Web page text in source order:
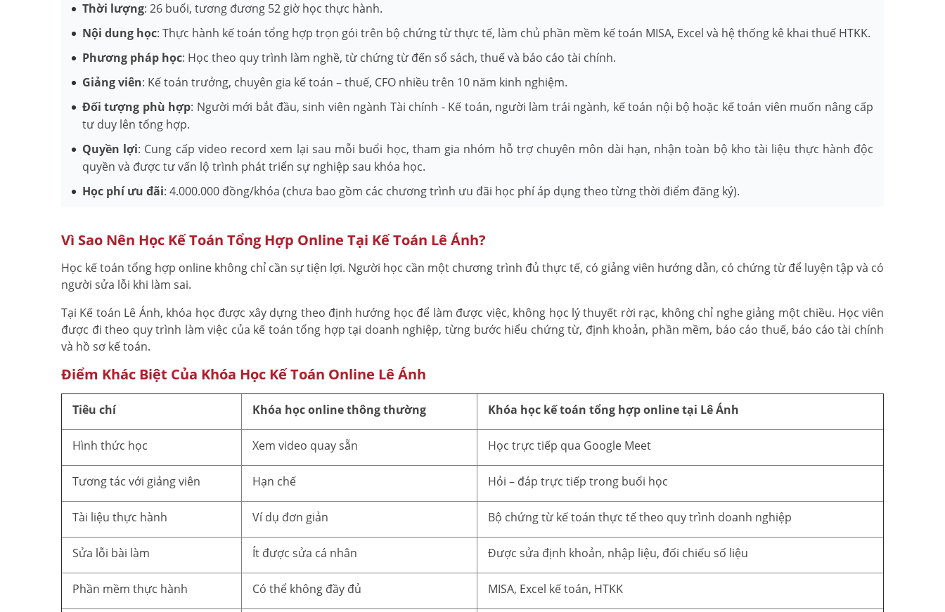
Thời lượng: 26 buổi, tương đương 52 giờ học thực hành.
Nội dung học: Thực hành kế toán tổng hợp trọn gói trên bộ chứng từ thực tế, làm chủ phần mềm kế toán MISA, Excel và hệ thống kê khai thuế HTKK.
Phương pháp học: Học theo quy trình làm nghề, từ chứng từ đến sổ sách, thuế và báo cáo tài chính.
Giảng viên: Kế toán trưởng, chuyên gia kế toán – thuế, CFO nhiều trên 10 năm kinh nghiệm.
Đối tượng phù hợp: Người mới bắt đầu, sinh viên ngành Tài chính - Kế toán, người làm trái ngành, kế toán nội bộ hoặc kế toán viên muốn nâng cấp
tư duy lên tổng hợp.
Quyền lợi: Cung cấp video record xem lại sau mỗi buổi học, tham gia nhóm hỗ trợ chuyên môn dài hạn, nhận toàn bộ kho tài liệu thực hành độc
quyền và được tư vấn lộ trình phát triển sự nghiệp sau khóa học.
Học phí ưu đãi: 4.000.000 đồng/khóa (chưa bao gồm các chương trình ưu đãi học phí áp dụng theo từng thời điểm đăng ký).
Vì Sao Nên Học Kế Toán Tổng Hợp Online Tại Kế Toán Lê Ánh?
Học kế toán tổng hợp online không chỉ cần sự tiện lợi. Người học cần một chương trình đủ thực tế, có giảng viên hướng dẫn, có chứng từ để luyện tập và có
người sửa lỗi khi làm sai.
Tại Kế toán Lê Ánh, khóa học được xây dựng theo định hướng học để làm được việc, không học lý thuyết rời rạc, không chỉ nghe giảng một chiều. Học viên
được đi theo quy trình làm việc của kế toán tổng hợp tại doanh nghiệp, từng bước hiểu chứng từ, định khoản, phần mềm, báo cáo thuế, báo cáo tài chính
và hồ sơ kế toán.
Điểm Khác Biệt Của Khóa Học Kế Toán Online Lê Ánh
Tiêu chí Khóa học online thông thường Khóa học kế toán tổng hợp online tại Lê Ánh
Hình thức học Xem video quay sẵn Học trực tiếp qua Google Meet
Tương tác với giảng viên Hạn chế Hỏi – đáp trực tiếp trong buổi học
Tài liệu thực hành Ví dụ đơn giản Bộ chứng từ kế toán thực tế theo quy trình doanh nghiệp
Sửa lỗi bài làm Ít được sửa cá nhân Được sửa định khoản, nhập liệu, đối chiếu số liệu
Phần mềm thực hành Có thể không đầy đủ MISA, Excel kế toán, HTKK